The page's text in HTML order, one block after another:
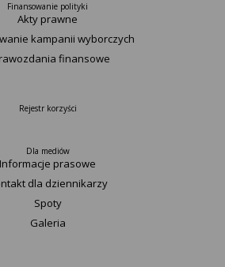
Finansowanie polityki
Akty prawne
kampanii wyborczych
finansowe
Rejestr korzyści
Dla mediów
Informacje prasowe
dla dziennikarzy
Spoty
Galeria